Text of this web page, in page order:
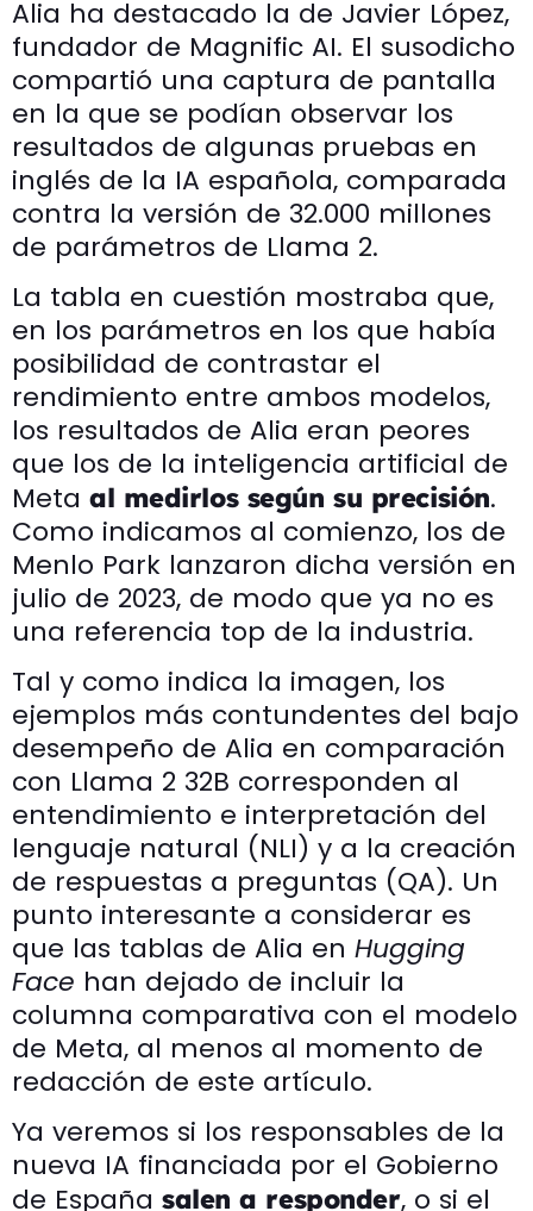
Alia ha destacado la de Javier López,
fundador de Magnific AI. El susodicho
compartió una captura de pantalla
en la que se podían observar los
resultados de algunas pruebas en
inglés de la IA española, comparada
contra la versión de 32.000 millones
de parámetros de Llama 2.
La tabla en cuestión mostraba que,
en los parámetros en los que había
posibilidad de contrastar el
rendimiento entre ambos modelos,
los resultados de Alia eran peores
que los de la inteligencia artificial de
Meta al medirlos según su precisión.
Como indicamos al comienzo, los de
Menlo Park lanzaron dicha versión en
julio de 2023, de modo que ya no es
una referencia top de la industria.
Tal y como indica la imagen, los
ejemplos más contundentes del bajo
desempeño de Alia en comparación
con Llama 2 32B corresponden al
entendimiento e interpretación del
lenguaje natural (NLI) y a la creación
de respuestas a preguntas (QA). Un
punto interesante a considerar es
que las tablas de Alia en Hugging
Face han dejado de incluir la
columna comparativa con el modelo
de Meta, al menos al momento de
redacción de este artículo.
Ya veremos si los responsables de la
nueva IA financiada por el Gobierno
de España salen a responder, o si el